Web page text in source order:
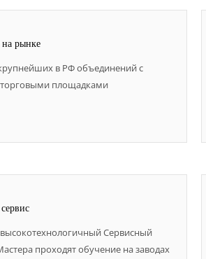
на рынке
в РФ объединений с
площадками
Сервисный
проходят обучение на заводах